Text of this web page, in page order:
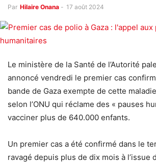
Par Hilaire Onana - 17 août 2024
Le ministère de la Santé de l’Autorité
annoncé vendredi le premier cas
bande de Gaza exempte de cette
selon l’ONU qui réclame des « pauses
vacciner plus de 640.000 enfants.
Un premier cas a été confirmé dans le
ravagé depuis plus de dix mois à l’issue